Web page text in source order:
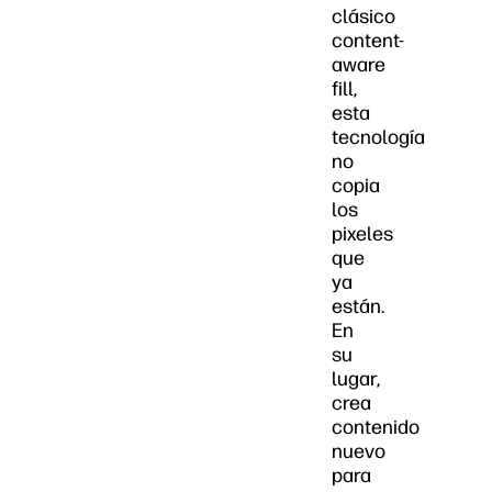
clásico
content-
aware
fill,
esta
tecnología
no
copia
los
pixeles
que
ya
están.
En
su
lugar,
crea
contenido
nuevo
para